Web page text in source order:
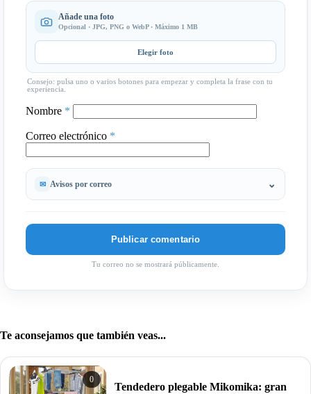
Añade una foto
Opcional · JPG, PNG o WebP · Máximo 1 MB
Elegir foto
Consejo: pulsa uno o varios botones para empezar y completa la frase con tu
experiencia.
Nombre *
Correo electrónico *
Avisos por correo
Tu correo no se mostrará públicamente.
Te aconsejamos que también veas...
0
Tendedero plegable Mikomika: gran